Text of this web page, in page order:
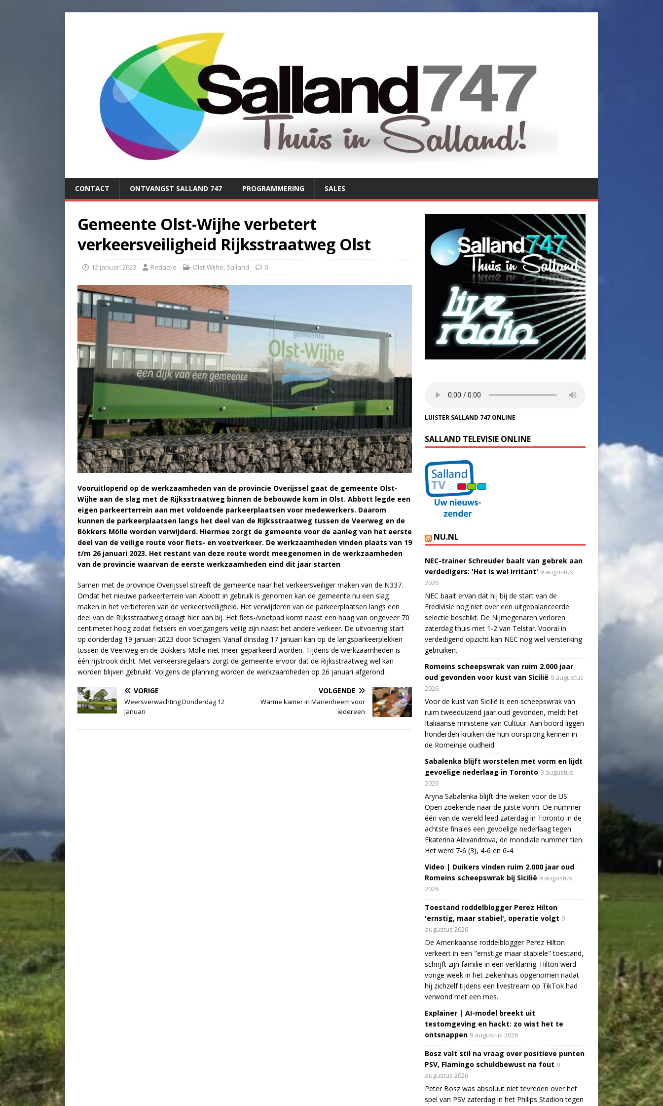
CONTACT ONTVANGST SALLAND 747 PROGRAMMERING SALES
Gemeente Olst-Wijhe verbetert
verkeersveiligheid Rijksstraatweg Olst
12 januari 2023 Redactie Olst-Wijhe, Salland 0
Vooruitlopend op de werkzaamheden van de provincie Overijssel gaat de gemeente Olst-
Wijhe aan de slag met de Rijksstraatweg binnen de bebouwde kom in Olst. Abbott legde een
eigen parkeerterrein aan met voldoende parkeerplaatsen voor medewerkers. Daarom
kunnen de parkeerplaatsen langs het deel van de Rijksstraatweg tussen de Veerweg en de
Bökkers Mölle worden verwijderd. Hiermee zorgt de gemeente voor de aanleg van het eerste
deel van de veilige route voor fiets- en voetverkeer. De werkzaamheden vinden plaats van 19
t/m 26 januari 2023. Het restant van deze route wordt meegenomen in de werkzaamheden
van de provincie waarvan de eerste werkzaamheden eind dit jaar starten
Samen met de provincie Overijssel streeft de gemeente naar het verkeersveiliger maken van de N337.
Omdat het nieuwe parkeerterrein van Abbott in gebruik is genomen kan de gemeente nu een slag
maken in het verbeteren van de verkeersveiligheid. Het verwijderen van de parkeerplaatsen langs een
deel van de Rijksstraatweg draagt hier aan bij. Het fiets-/voetpad komt naast een haag van ongeveer 70
centimeter hoog zodat fietsers en voetgangers veilig zijn naast het andere verkeer. De uitvoering start
op donderdag 19 januari 2023 door Schagen. Vanaf dinsdag 17 januari kan op de langsparkeerplekken
tussen de Veerweg en de Bökkers Mölle niet meer geparkeerd worden. Tijdens de werkzaamheden is
één rijstrook dicht. Met verkeersregelaars zorgt de gemeente ervoor dat de Rijksstraatweg wel kan
worden blijven gebruikt. Volgens de planning worden de werkzaamheden op 26 januari afgerond.
VORIGE
Weersverwachting Donderdag 12
Januari
VOLGENDE
Warme kamer in Mariënheem voor
iedereen
LUISTER SALLAND 747 ONLINE
SALLAND TELEVISIE ONLINE
NU.NL
NEC-trainer Schreuder baalt van gebrek aan
verdedigers: 'Het is wel irritant' 9 augustus
2026
NEC baalt ervan dat hij bij de start van de
Eredivisie nog niet over een uitgebalanceerde
selectie beschikt. De Nijmegenaren verloren
zaterdag thuis met 1-2 van Telstar. Vooral in
verdedigend opzicht kan NEC nog wel versterking
gebruiken.
Romeins scheepswrak van ruim 2.000 jaar
oud gevonden voor kust van Sicilië 9 augustus
2026
Voor de kust van Sicilië is een scheepswrak van
ruim tweeduizend jaar oud gevonden, meldt het
Italiaanse ministerie van Cultuur. Aan boord liggen
honderden kruiken die hun oorsprong kennen in
de Romeinse oudheid.
Sabalenka blijft worstelen met vorm en lijdt
gevoelige nederlaag in Toronto 9 augustus
2026
Aryna Sabalenka blijft drie weken voor de US
Open zoekende naar de juiste vorm. De nummer
één van de wereld leed zaterdag in Toronto in de
achtste finales een gevoelige nederlaag tegen
Ekaterina Alexandrova, de mondiale nummer tien.
Het werd 7-6 (3), 4-6 en 6-4.
Video | Duikers vinden ruim 2.000 jaar oud
Romeins scheepswrak bij Sicilië 9 augustus
2026
Toestand roddelblogger Perez Hilton
'ernstig, maar stabiel', operatie volgt 9
augustus 2026
De Amerikaanse roddelblogger Perez Hilton
verkeert in een "ernstige maar stabiele" toestand,
schrijft zijn familie in een verklaring. Hilton werd
vorige week in het ziekenhuis opgenomen nadat
hij zichzelf tijdens een livestream op TikTok had
verwond met een mes.
Explainer | AI-model breekt uit
testomgeving en hackt: zo wist het te
ontsnappen 9 augustus 2026
Bosz valt stil na vraag over positieve punten
PSV, Flamingo schuldbewust na fout 9
augustus 2026
Peter Bosz was absoluut niet tevreden over het
spel van PSV zaterdag in het Philips Stadion tegen